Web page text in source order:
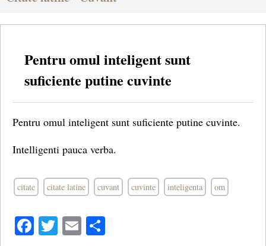
Pentru omul inteligent sunt
suficiente putine cuvinte
Pentru omul inteligent sunt suficiente putine cuvinte.
Intelligenti pauca verba.
citate citate latine cuvant cuvinte inteligenta om
Facebook
Twitter
Email